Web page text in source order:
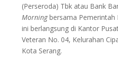
(Perseroda) Tbk atau Bank
Morningbersama Pemerintah
ini berlangsung di Kantor
Veteran No. 04, Kelurahan
Kota Serang.